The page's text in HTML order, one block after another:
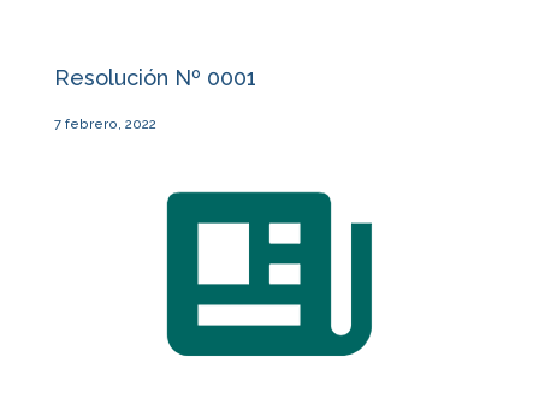
Resolución Nº 0001
7 febrero, 2022